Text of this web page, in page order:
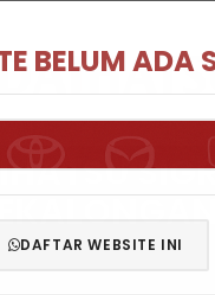
BELUM ADA
DAFTAR WEBSITE INI